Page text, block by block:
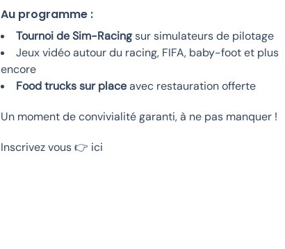
Au programme :
Tournoi de Sim-Racingsur simulateurs de pilotage
Jeux vidéo autour du racing, FIFA, baby-foot et plus
encore
Food trucks sur placeavec restauration offerte
Un moment de convivialité garanti, à ne pas manquer !
Inscrivez vous 👉 ici